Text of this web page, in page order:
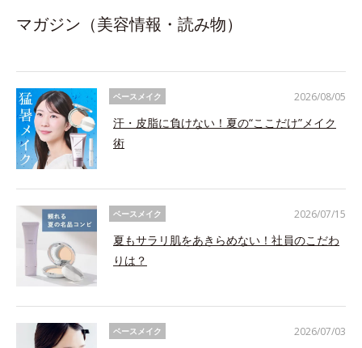
マガジン（美容情報・読み物）
ベースメイク
汗・皮脂に負けない！夏の“ここだけ”メイク
術
2026/08/05
ベースメイク
夏もサラリ肌をあきらめない！社員のこだわ
りは？
2026/07/15
ベースメイク 2026/07/03